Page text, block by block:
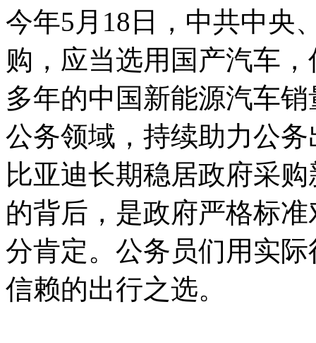
今年5月18日，中共中央
购，应当选用国产汽车
多年的中国新能源汽车
公务领域，持续助力公务
比亚迪长期稳居政府采
的背后，是政府严格标
分肯定。公务员们用实
信赖的出行之选。